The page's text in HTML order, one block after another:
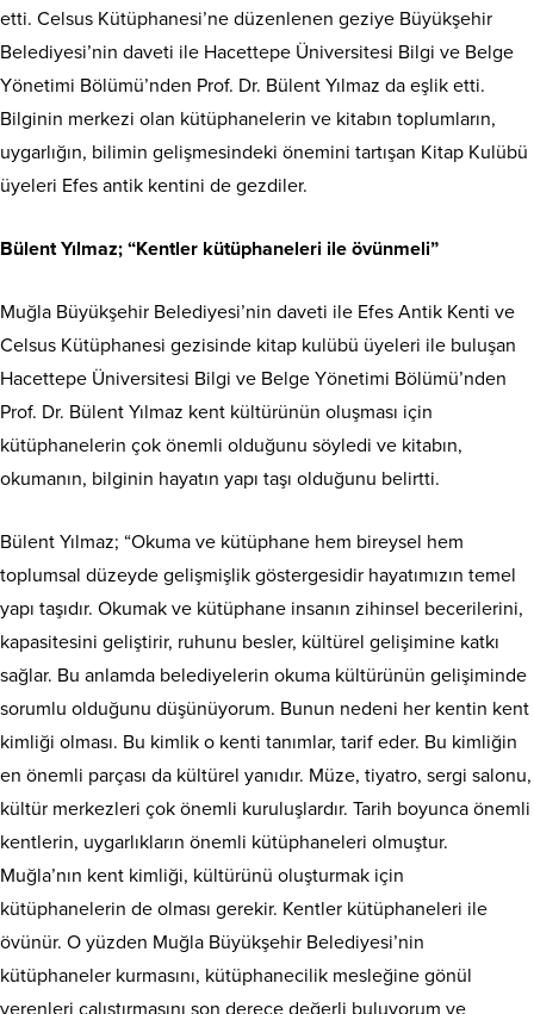
etti. Celsus Kütüphanesi’ne düzenlenen geziye Büyükşehir
Belediyesi’nin daveti ile Hacettepe Üniversitesi Bilgi ve Belge
Yönetimi Bölümü’nden Prof. Dr. Bülent Yılmaz da eşlik etti.
Bilginin merkezi olan kütüphanelerin ve kitabın toplumların,
uygarlığın, bilimin gelişmesindeki önemini tartışan Kitap Kulübü
üyeleri Efes antik kentini de gezdiler.
Bülent Yılmaz; “Kentler kütüphaneleri ile övünmeli”
Muğla Büyükşehir Belediyesi’nin daveti ile Efes Antik Kenti ve
Celsus Kütüphanesi gezisinde kitap kulübü üyeleri ile buluşan
Hacettepe Üniversitesi Bilgi ve Belge Yönetimi Bölümü’nden
Prof. Dr. Bülent Yılmaz kent kültürünün oluşması için
kütüphanelerin çok önemli olduğunu söyledi ve kitabın,
okumanın, bilginin hayatın yapı taşı olduğunu belirtti.
Bülent Yılmaz; “Okuma ve kütüphane hem bireysel hem
toplumsal düzeyde gelişmişlik göstergesidir hayatımızın temel
yapı taşıdır. Okumak ve kütüphane insanın zihinsel becerilerini,
kapasitesini geliştirir, ruhunu besler, kültürel gelişimine katkı
sağlar. Bu anlamda belediyelerin okuma kültürünün gelişiminde
sorumlu olduğunu düşünüyorum. Bunun nedeni her kentin kent
kimliği olması. Bu kimlik o kenti tanımlar, tarif eder. Bu kimliğin
en önemli parçası da kültürel yanıdır. Müze, tiyatro, sergi salonu,
kültür merkezleri çok önemli kuruluşlardır. Tarih boyunca önemli
kentlerin, uygarlıkların önemli kütüphaneleri olmuştur.
Muğla’nın kent kimliği, kültürünü oluşturmak için
kütüphanelerin de olması gerekir. Kentler kütüphaneleri ile
övünür. O yüzden Muğla Büyükşehir Belediyesi’nin
kütüphaneler kurmasını, kütüphanecilik mesleğine gönül